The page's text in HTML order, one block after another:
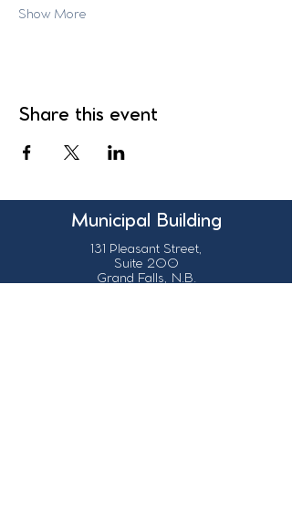
Show More
Share this event
Municipal Building
131 Pleasant Street,
Suite 200
Grand Falls, N.B.